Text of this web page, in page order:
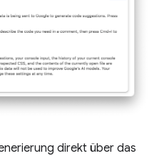
direkt über das